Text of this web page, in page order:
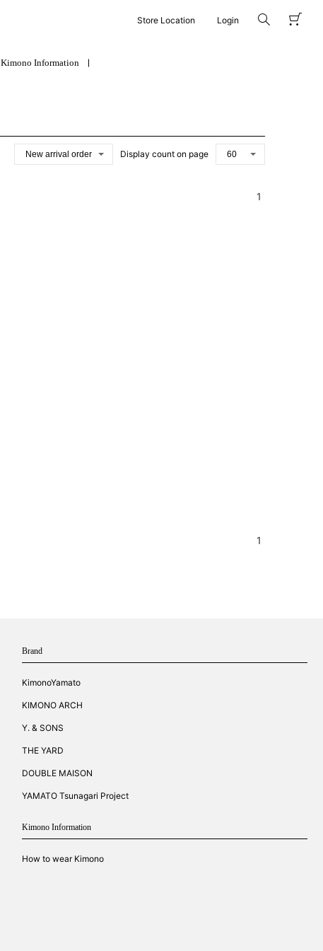
Login
Store Location
Kimono Information
Display count on page
1
1
Brand
KimonoYamato
KIMONO ARCH
Y. & SONS
THE YARD
DOUBLE MAISON
YAMATO Tsunagari Project
Kimono Information
How to wear Kimono